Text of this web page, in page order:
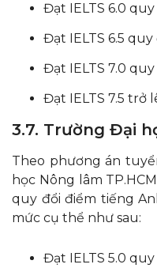
Đạt IELTS 6.0
Đạt IELTS 6.5
Đạt IELTS 7.0
Đạt IELTS 7.5 trở
3.7. Trường Đại
Theo phương án
học Nông lâm
quy đổi điểm tiếng
mức cụ thể như sau:
Đạt IELTS 5.0